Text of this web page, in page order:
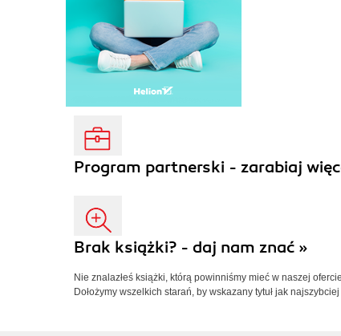
Program partnerski - zarabiaj
Brak książki? - daj nam znać »
Nie znalazłeś książki, którą powinniśmy mieć w naszej
Dołożymy wszelkich starań, by wskazany tytuł jak